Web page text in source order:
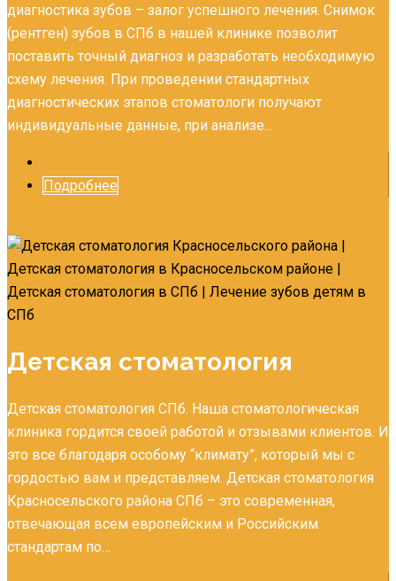
диагностика зубов – залог успешного лечения. Снимок
(рентген) зубов в СПб в нашей клинике позволит
поставить точный диагноз и разработать необходимую
схему лечения. При проведении стандартных
диагностических этапов стоматологи получают
индивидуальные данные, при анализе…
Подробнее
Детская стоматология
Детская стоматология СПб. Наша стоматологическая
клиника гордится своей работой и отзывами клиентов. И
это все благодаря особому “климату”, который мы с
гордостью вам и представляем. Детская стоматология
Красносельского района СПб – это современная,
отвечающая всем европейским и Российским
стандартам по…